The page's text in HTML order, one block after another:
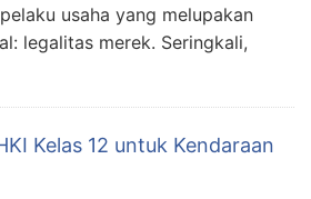
usaha yang melupakan
legalitas merek. Seringkali,
Kelas 12 untuk Kendaraan